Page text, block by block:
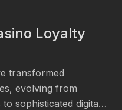
systems
document by the
Loyalty
transformed
evolving from
sophisticated digital